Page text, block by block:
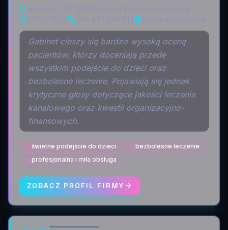
Gabinet cieszy się bardzo wysoką oceną
pacjentów, którzy doceniają przede
wszystkim podejście do dzieci oraz
bezbolesne leczenie. Pojawiają się jednak
krytyczne głosy dotyczące jakości leczenia
kanałowego oraz kwestii organizacyjno-
finansowych.
świetne podejście do dzieci
bezbolesne leczenie
profesjonalna i miła obsługa
ZOBACZ PROFIL FIRMY